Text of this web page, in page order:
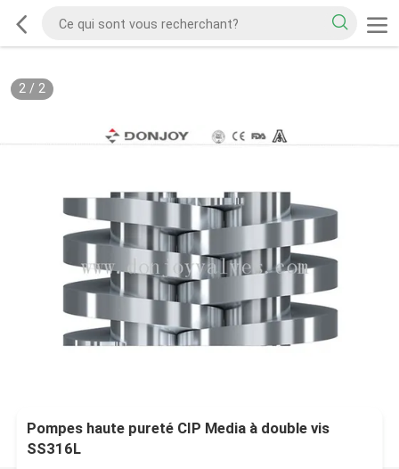
2/ 2
Pompes haute pureté CIP Media à double vis
SS316L